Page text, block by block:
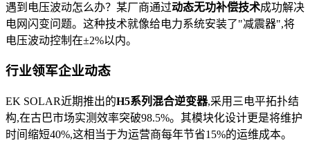
遇到电压波动怎么办？某厂商通过动态无功补偿技术成功解决
电网闪变问题。这种技术就像给电力系统安装了"减震器",将
电压波动控制在±2%以内。
行业领军企业动态
EK SOLAR近期推出的H5系列混合逆变器,采用三电平拓扑结
构,在古巴市场实测效率突破98.5%。其模块化设计更是将维护
时间缩短40%,这相当于为运营商每年节省15%的运维成本。